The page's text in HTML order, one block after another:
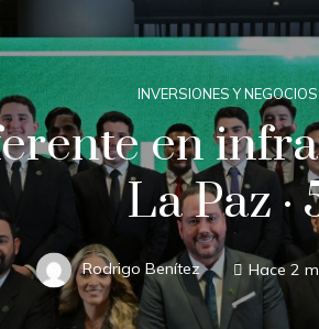
INVERSIONES Y NEGOCIOS
en
La Paz ·
Rodrigo Benítez Hace 2